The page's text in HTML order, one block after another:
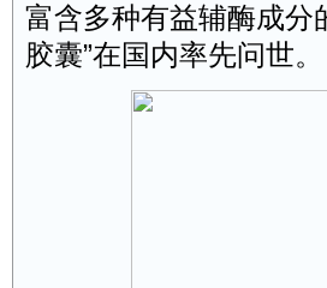
富含多种有益辅酶成分
胶囊”在国内率先问世。